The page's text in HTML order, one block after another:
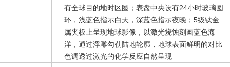
有全球目⁠的地时区圈⁠；表盘中央设有24小时玻璃圆
环⁠，浅蓝色指示白天⁠，深蓝色指示夜晚⁠；5级钛金
属夹板上呈现地球影像⁠，以激光烧蚀刻画蓝色海
洋⁠，通过浮雕勾勒陆地轮廓，地球表面鲜明⁠的对比
色调透过激光⁠的化学反应自然呈现